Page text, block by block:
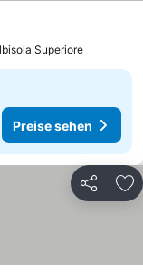
Superiore
Preise sehen
Teilen